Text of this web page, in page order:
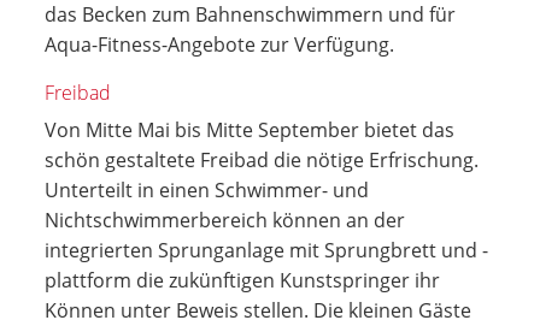
das Becken zum Bahnenschwimmern und für
Aqua-Fitness-Angebote zur Verfügung.
Freibad
Von Mitte Mai bis Mitte September bietet das
schön gestaltete Freibad die nötige Erfrischung.
Unterteilt in einen Schwimmer- und
Nichtschwimmerbereich können an der
integrierten Sprunganlage mit Sprungbrett und -
plattform die zukünftigen Kunstspringer ihr
Können unter Beweis stellen. Die kleinen Gäste